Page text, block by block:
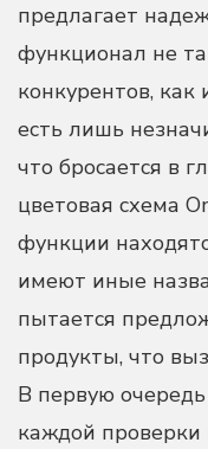
предлагает
функционал не
конкурентов,
есть лишь
что бросается в
цветовая схема
функции
имеют иные
пытается
продукты, что
В первую
каждой проверки